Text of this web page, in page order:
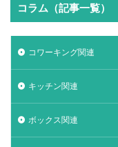
コラム（記事一覧）
コワーキング関連
キッチン関連
ボックス関連